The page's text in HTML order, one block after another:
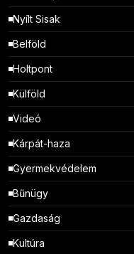
Nyílt Sisak
Belföld
Holtpont
Külföld
Videó
Kárpát-haza
Gyermekvédelem
Bűnügy
Gazdaság
Kultúra